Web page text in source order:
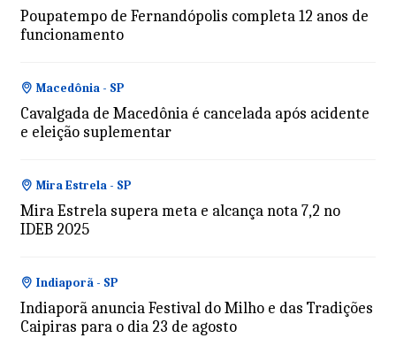
Poupatempo de Fernandópolis completa 12 anos de
funcionamento
Macedônia - SP
Cavalgada de Macedônia é cancelada após acidente
e eleição suplementar
Mira Estrela - SP
Mira Estrela supera meta e alcança nota 7,2 no
IDEB 2025
Indiaporã - SP
Indiaporã anuncia Festival do Milho e das Tradições
Caipiras para o dia 23 de agosto